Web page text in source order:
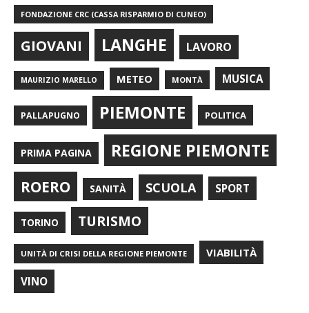
FONDAZIONE CRC (CASSA RISPARMIO DI CUNEO)
GIOVANI LANGHE LAVORO
MAURIZIO MARELLO METEO MONTÀ MUSICA
PALLAPUGNO PIEMONTE POLITICA
PRIMA PAGINA REGIONE PIEMONTE
ROERO SANITÀ SCUOLA SPORT
TORINO TURISMO
UNITÀ DI CRISI DELLA REGIONE PIEMONTE VIABILITÀ
VINO